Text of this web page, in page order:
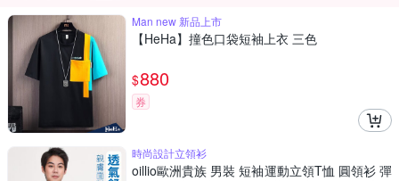
Man new 新品上市
【HeHa】撞色口袋短袖上衣 三色
$880
券
時尚設計立領衫
oillio歐洲貴族 男裝 短袖運動立領T恤 圓領衫 彈